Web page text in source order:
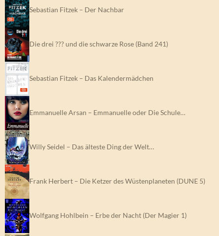
Sebastian Fitzek – Der Nachbar
Die drei ??? und die schwarze Rose (Band 241)
Sebastian Fitzek – Das Kalendermädchen
Emmanuelle Arsan – Emmanuelle oder Die Schule…
Willy Seidel – Das älteste Ding der Welt…
Frank Herbert – Die Ketzer des Wüstenplaneten (DUNE 5)
Wolfgang Hohlbein – Erbe der Nacht (Der Magier 1)